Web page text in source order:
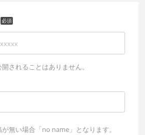
されることはありません。
無い場合「no name」となります。